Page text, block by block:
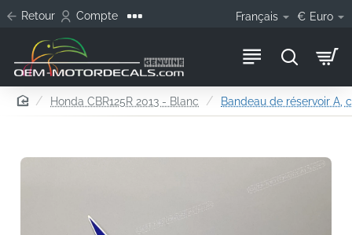
Retour Compte Français € Euro
homeHonda CBR125R 2013 - Blanc Bandeau de réservoir A,